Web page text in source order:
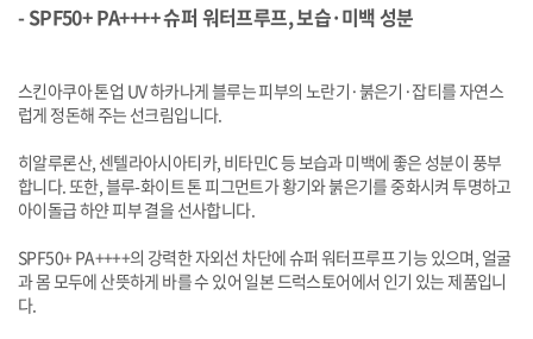
- SPF50+ PA++++ 슈퍼 워터프루프, 보습·미백 성분
스킨아쿠아 톤업 UV 하카나게 블루는 피부의 노란기·붉은기·잡티를 자연스
럽게 정돈해 주는 선크림입니다.
히알루론산, 센텔라아시아티카, 비타민C 등 보습과 미백에 좋은 성분이 풍부
합니다. 또한, 블루-화이트 톤 피그먼트가 황기와 붉은기를 중화시켜 투명하고
아이돌급 하얀 피부 결을 선사합니다.
SPF50+ PA++++의 강력한 자외선 차단에 슈퍼 워터프루프 기능 있으며, 얼굴
과 몸 모두에 산뜻하게 바를 수 있어 일본 드럭스토어에서 인기 있는 제품입니
다.